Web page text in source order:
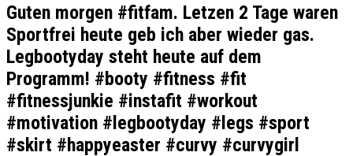
Guten morgen #fitfam. Letzen 2 Tage waren
Sportfrei heute geb ich aber wieder gas.
Legbootyday steht heute auf dem
Programm! #booty #fitness #fit
#fitnessjunkie #instafit #workout
#motivation #legbootyday #legs #sport
#skirt #happyeaster #curvy #curvygirl